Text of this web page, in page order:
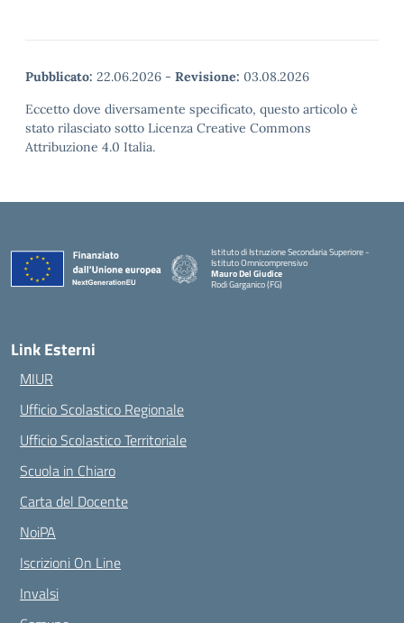
Pubblicato: 22.06.2026 - Revisione: 03.08.2026
Eccetto dove diversamente specificato, questo articolo è
stato rilasciato sotto Licenza Creative Commons
Attribuzione 4.0 Italia.
Istituto di Istruzione Secondaria Superiore -
Istituto Omnicomprensivo
Mauro Del Giudice
Rodi Garganico (FG)
— Visita la pagina iniziale della scuola
Link Esterni
MIUR
Ufficio Scolastico Regionale
Ufficio Scolastico Territoriale
Scuola in Chiaro
Carta del Docente
NoiPA
Iscrizioni On Line
Invalsi